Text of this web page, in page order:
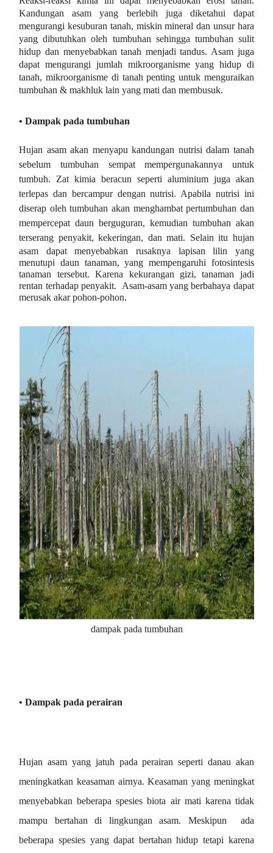
Kandungan asam yang berlebih juga diketahui dapat
mengurangi kesuburan tanah, miskin mineral dan unsur hara
yang dibutuhkan oleh tumbuhan sehingga tumbuhan sulit
hidup dan menyebabkan tanah menjadi tandus. Asam juga
dapat mengurangi jumlah mikroorganisme yang hidup di
tanah, mikroorganisme di tanah penting untuk menguraikan
tumbuhan & makhluk lain yang mati dan membusuk.
• Dampak pada tumbuhan
Hujan asam akan menyapu kandungan nutrisi dalam tanah
sebelum tumbuhan sempat mempergunakannya untuk
tumbuh. Zat kimia beracun seperti aluminium juga akan
terlepas dan bercampur dengan nutrisi. Apabila nutrisi ini
diserap oleh tumbuhan akan menghambat pertumbuhan dan
mempercepat daun berguguran, kemudian tumbuhan akan
terserang penyakit, kekeringan, dan mati. Selain itu hujan
asam dapat menyebabkan rusaknya lapisan lilin yang
menutupi daun tanaman, yang mempengaruhi fotosintesis
tanaman tersebut. Karena kekurangan gizi, tanaman jadi
rentan terhadap penyakit. Asam-asam yang berbahaya dapat
merusak akar pohon-pohon.
dampak pada tumbuhan
• Dampak pada perairan
Hujan asam yang jatuh pada perairan seperti danau akan
meningkatkan keasaman airnya. Keasaman yang meningkat
menyebabkan beberapa spesies biota air mati karena tidak
mampu bertahan di lingkungan asam. Meskipun ada
beberapa spesies yang dapat bertahan hidup tetapi karena